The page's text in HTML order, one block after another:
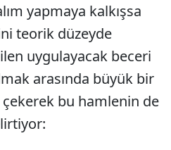
yapmaya kalkışsa
teorik düzeyde
uygulayacak beceri
arasında büyük bir
bu hamlenin de